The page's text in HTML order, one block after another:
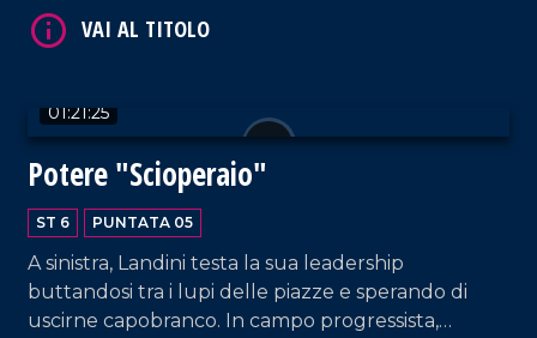
iniziassero a "esibire" vere abilità senza cadere in
01:21:25
Potere "Scioperaio"
ST 6 PUNTATA 05
A sinistra, Landini testa la sua leadership
buttandosi tra i lupi delle piazze e sperando di
uscirne capobranco. In campo progressista,